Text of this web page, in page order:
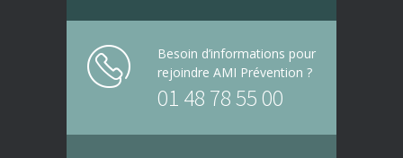
Besoin d’informations pour
rejoindre AMI Prévention ?
01 48 78 55 00